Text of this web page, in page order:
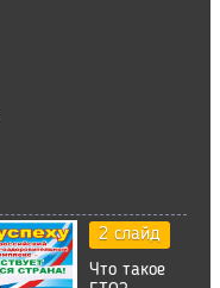
2 слайд
Что такое